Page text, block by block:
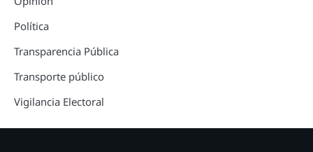
Política
Transparencia Pública
Transporte público
Vigilancia Electoral